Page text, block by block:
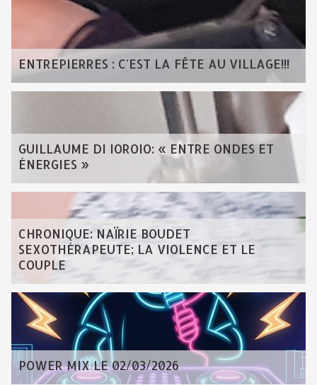
ENTREPIERRES : C'EST LA FÊTE AU VILLAGE!!!
GUILLAUME DI IOROIO: « ENTRE ONDES ET
ÉNERGIES »
CHRONIQUE: NAÏRIE BOUDET
SEXOTHÉRAPEUTE; LA VIOLENCE ET LE
COUPLE
POWER MIX LE 02/03/2026